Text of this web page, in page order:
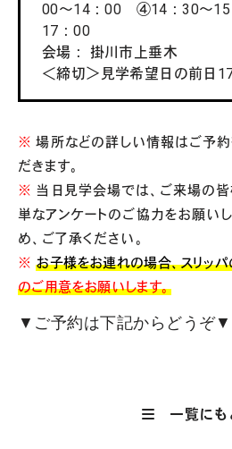
00〜14：00 ④14：30〜
17：00
会場： 掛川市上垂木
＜締切＞見学希望日の前日
※ 場所などの詳しい情報はご予
だきます。
※ 当日見学会場では、ご来場の
単なアンケートのご協力をお願い
め、ご了承ください。
※ お子様をお連れの場合、スリッ
のご用意をお願いします。
▼ご予約は下記からどうぞ▼
一覧にも